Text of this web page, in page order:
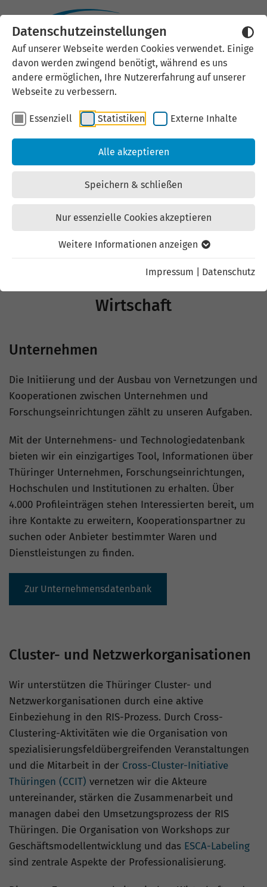
Datenschutzeinstellungen
Auf unserer Webseite werden Cookies verwendet. Einige
davon werden zwingend benötigt, während es uns
andere ermöglichen, Ihre Nutzererfahrung auf unserer
Webseite zu verbessern.
Essenziell Statistiken Externe Inhalte
Alle akzeptieren
Speichern & schließen
Nur essenzielle Cookies akzeptieren
Weitere Informationen anzeigen
Impressum Datenschutz
Partner und Netzwerke
Eines der Hauptziele der Thüringer
Innovationsstrategie ist der regelmäßige Austausch
zwischen Wirtschaft, Wissenschaft, Politik und
weiteren Thüringer Akteuren. Gut vernetzt entstehen
so Schnittstellen für Innovationen in verschiedenen
Vernetzen auch Sie sich in Thüringen und finden Sie
Wirtschaft
Unternehmen
Die Initiierung und der Ausbau von Vernetzungen und
Kooperationen zwischen Unternehmen und
Forschungseinrichtungen zählt zu unseren Aufgaben.
Mit der Unternehmens- und Technologiedatenbank
bieten wir ein einzigartiges Tool, Informationen über
Thüringer Unternehmen, Forschungseinrichtungen,
Hochschulen und Institutionen zu erhalten. Über
4.000 Profileinträgen stehen Interessierten bereit, um
ihre Kontakte zu erweitern, Kooperationspartner zu
suchen oder Anbieter bestimmter Waren und
Dienstleistungen zu finden.
Zur Unternehmensdatenbank
Cluster- und Netzwerkorganisationen
Wir unterstützen die Thüringer Cluster- und
Netzwerkorganisationen durch eine aktive
Einbeziehung in den RIS-Prozess. Durch Cross-
Clustering-Aktivitäten wie die Organisation von
spezialisierungsfeldübergreifenden Veranstaltungen
und die Mitarbeit in der Cross-Cluster-Initiative
Thüringen (CCIT) vernetzen wir die Akteure
untereinander, stärken die Zusammenarbeit und
managen dabei den Umsetzungsprozess der RIS
Thüringen. Die Organisation von Workshops zur
Geschäftsmodellentwicklung und das ESCA-Labeling
sind zentrale Aspekte der Professionalisierung.